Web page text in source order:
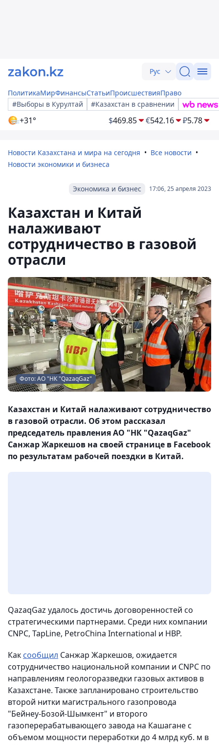
Рус
ПолитикаМирФинансыСтатьиПроисшествияПраво
#Выборы в Курултай
#Казахстан в сравнении
+31° $469.85 €542.16 ₽5.78
Новости Казахстана и мира на сегодня
Все новости
Новости экономики и бизнеса
17:06, 25 апреля 2023
Экономика и бизнес
Казахстан и Китай
налаживают
сотрудничество в газовой
отрасли
Фото: АО "НК "QazaqGaz"
Казахстан и Китай налаживают сотрудничество
в газовой отрасли. Об этом рассказал
председатель правления АО "НК "QazaqGaz"
Санжар Жаркешов на своей странице в Facebook
по результатам рабочей поездки в Китай.
QazaqGaz удалось достичь договоренностей со
стратегическими партнерами. Среди них компании
CNPC, TapLine, PetroChina International и HBP.
Как сообщил Санжар Жаркешов, ожидается
сотрудничество национальной компании и CNPC по
направлениям геологоразведки газовых активов в
Казахстане. Также запланировано строительство
второй нитки магистрального газопровода
"Бейнеу-Бозой-Шымкент" и второго
газоперерабатывающего завода на Кашагане с
объемом мощности переработки до 4 млрд куб. м в